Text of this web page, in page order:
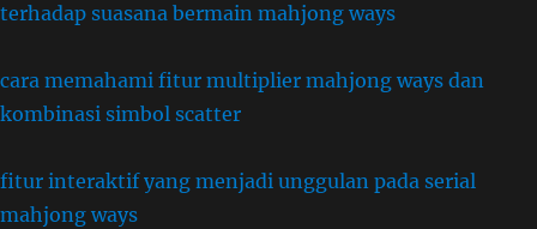
terhadap suasana bermain mahjong ways
cara memahami fitur multiplier mahjong ways dan
kombinasi simbol scatter
fitur interaktif yang menjadi unggulan pada serial
mahjong ways